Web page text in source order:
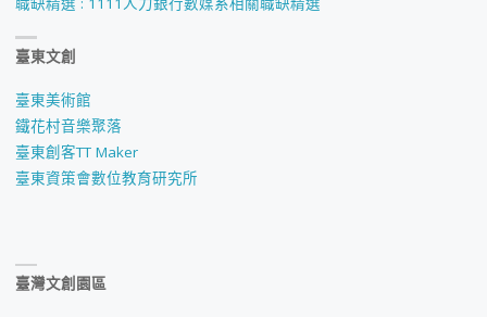
臺東文創
臺東美術館
鐵花村音樂聚落
臺東創客TT Maker
臺東資策會數位教育研究所
臺灣文創園區